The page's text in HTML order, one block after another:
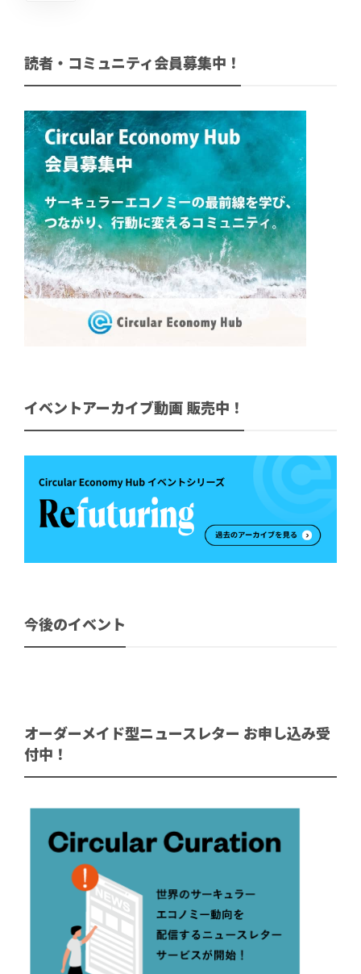
読者・コミュニティ会員募集中！
イベントアーカイブ動画 販売中！
今後のイベント
オーダーメイド型ニュースレター お申し込み受
付中！